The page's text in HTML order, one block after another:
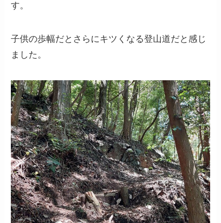
す。
子供の歩幅だとさらにキツくなる登山道だと感じ
ました。